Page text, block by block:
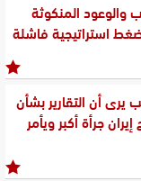
والوعود المنكوثة
ضغط استراتيجية فاشلة
أن التقارير بشأن
جرأة أكبر ويأمر